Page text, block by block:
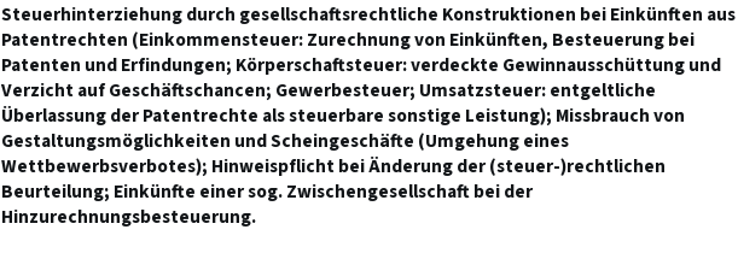
Steuerhinterziehung durch gesellschaftsrechtliche Konstruktionen bei Einkünften aus
Patentrechten (Einkommensteuer: Zurechnung von Einkünften, Besteuerung bei
Patenten und Erfindungen; Körperschaftsteuer: verdeckte Gewinnausschüttung und
Verzicht auf Geschäftschancen; Gewerbesteuer; Umsatzsteuer: entgeltliche
Überlassung der Patentrechte als steuerbare sonstige Leistung); Missbrauch von
Gestaltungsmöglichkeiten und Scheingeschäfte (Umgehung eines
Wettbewerbsverbotes); Hinweispflicht bei Änderung der (steuer-)rechtlichen
Beurteilung; Einkünfte einer sog. Zwischengesellschaft bei der
Hinzurechnungsbesteuerung.